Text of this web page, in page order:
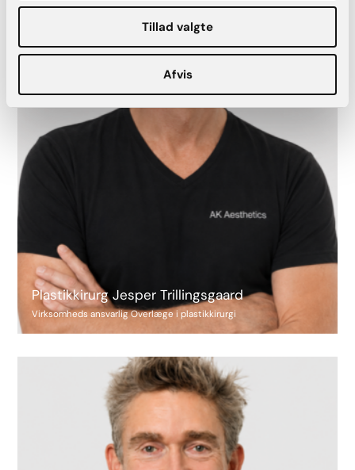
Tillad valgte
Afvis
Plastikkirurg Jesper Trillingsgaard
Virksomheds ansvarlig Overlæge i plastikkirurgi